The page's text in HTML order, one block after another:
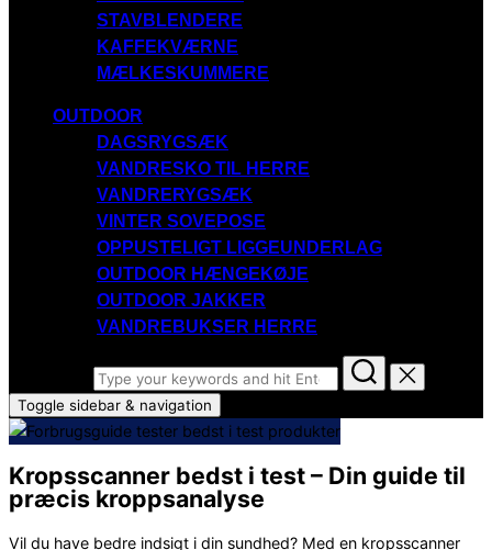
STAVBLENDERE
KAFFEKVÆRNE
MÆLKESKUMMERE
OUTDOOR
DAGSRYGSÆK
VANDRESKO TIL HERRE
VANDRERYGSÆK
VINTER SOVEPOSE
OPPUSTELIGT LIGGEUNDERLAG
OUTDOOR HÆNGEKØJE
OUTDOOR JAKKER
VANDREBUKSER HERRE
Toggle sidebar & navigation
Kropsscanner bedst i test – Din guide til
præcis kroppsanalyse
Vil du have bedre indsigt i din sundhed? Med en kropsscanner